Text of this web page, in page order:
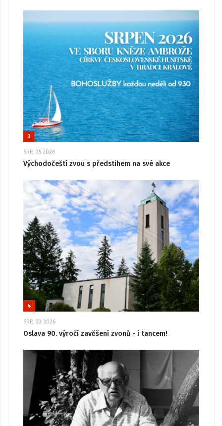
3
SRP, 05 2026
Východočeští zvou s předstihem na své akce
4
SRP, 03 2026
Oslava 90. výročí zavěšení zvonů - i tancem!